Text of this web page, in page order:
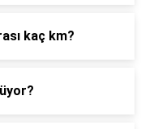
kaç km?